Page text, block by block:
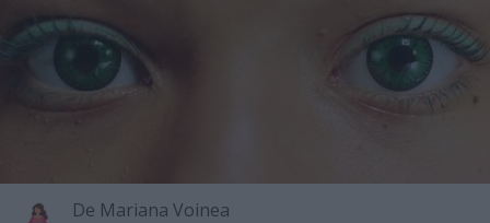
De Mariana Voinea